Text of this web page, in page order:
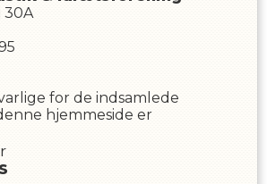
30A
for de indsamlede
hjemmeside er